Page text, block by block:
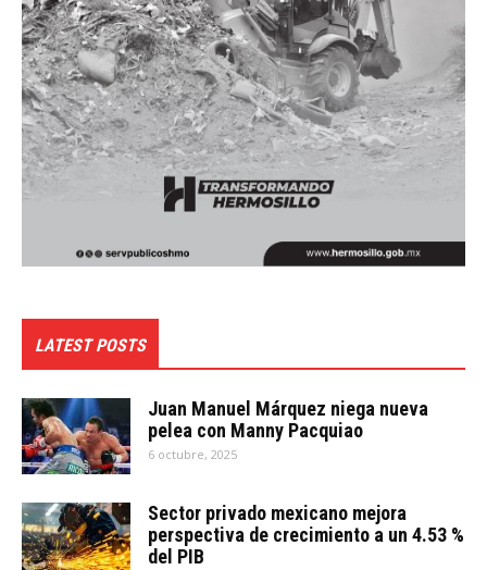
LATEST POSTS
Juan Manuel Márquez niega nueva
pelea con Manny Pacquiao
6 octubre, 2025
Sector privado mexicano mejora
perspectiva de crecimiento a un 4.53 %
del PIB